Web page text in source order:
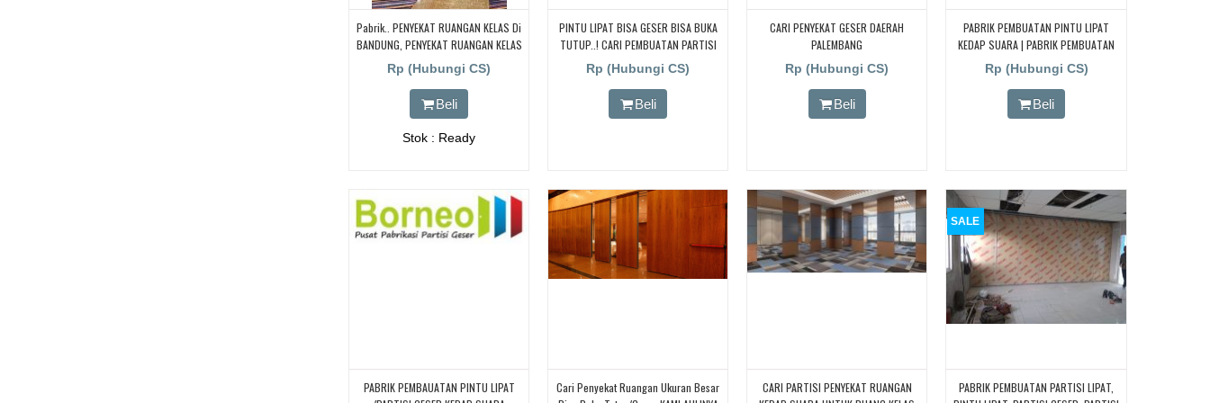
Pabrik.. PENYEKAT RUANGAN KELAS Di
BANDUNG, PENYEKAT RUANGAN KELAS
Di BANDUNG, PENYEKAT RUANGAN
KELAS Di BANDUNG,
Rp (Hubungi CS)
Beli
Stok : Ready
PINTU LIPAT BISA GESER BISA BUKA
TUTUP..! CARI PEMBUATAN PARTISI
PINTU LIPAT Di JAKARTA, BANDUNG,
BEKASI, DJOGJA, YOGYAKARTA
TANGERANG, BOGOR,. BORNEO PABRIK
PARTISI PINTU LIPAT, Pintu Lipat
Rp (Hubungi CS)
Beli
CARI PENYEKAT GESER DAERAH
PALEMBANG
Rp (Hubungi CS)
Beli
PABRIK PEMBUATAN PINTU LIPAT
KEDAP SUARA | PABRIK PEMBUATAN
PINTU LIPAT KEDAP SUARA
Rp (Hubungi CS)
Beli
PABRIK PEMBAUATAN PINTU LIPAT
Cari Penyekat Ruangan Ukuran Besar
CARI PARTISI PENYEKAT RUANGAN
SALE
PABRIK PEMBUATAN PARTISI LIPAT,